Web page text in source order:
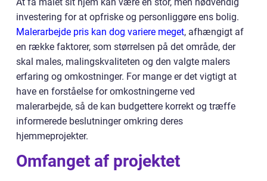
investering for at opfriske og personliggøre ens bolig.
Malerarbejde pris kan dog variere meget, afhængigt af
en række faktorer, som størrelsen på det område, der
skal males, malingskvaliteten og den valgte malers
erfaring og omkostninger. For mange er det vigtigt at
have en forståelse for omkostningerne ved
malerarbejde, så de kan budgettere korrekt og træffe
informerede beslutninger omkring deres
hjemmeprojekter.
Omfanget af projektet